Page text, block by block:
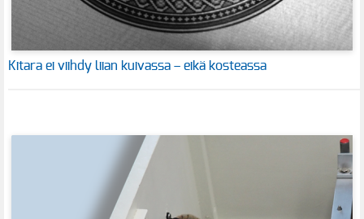
Kitara ei viihdy liian kuivassa – eikä kosteassa